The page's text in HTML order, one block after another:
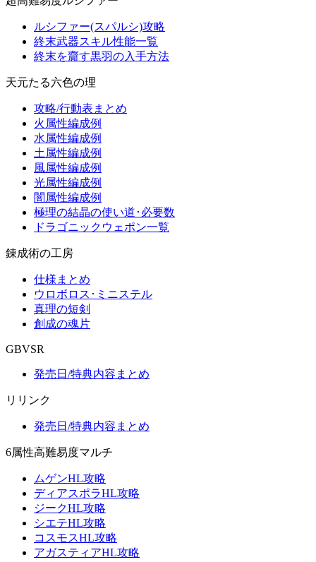
ルシファー(スパルシ)攻略
終末武器スキル性能一覧
終末を齎す黒羽の入手方法
天元たる六色の理
攻略/行動表まとめ
火属性編成例
水属性編成例
土属性編成例
風属性編成例
光属性編成例
闇属性編成例
極理の結晶の使い道･必要数
ドラゴニックウェポン一覧
錬成術の工房
仕様まとめ
ウロボロス･ミニステル
真理の短剣
創成の魂片
GBVSR
発売日/特典内容まとめ
リリンク
発売日/特典内容まとめ
6属性高難易度マルチ
ムゲンHL攻略
ディアスポラHL攻略
ジークHL攻略
シエテHL攻略
コスモスHL攻略
アガスティアHL攻略